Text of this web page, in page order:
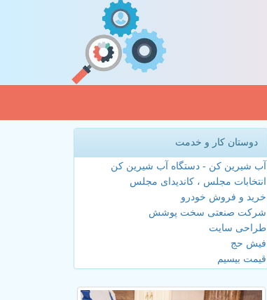
دوستان کار و خدمت
آب شیرین کن - دستگاه آب شیرین کن
انتخابات مجلس ، کاندیدای مجلس
خرید و فروش خودرو
شرکت صنعتی سخت پوشش
طراحی سایت
فیش حج
قیمت بیسیم